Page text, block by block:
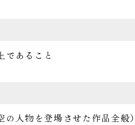
であること
人物を登場させた作品全般）